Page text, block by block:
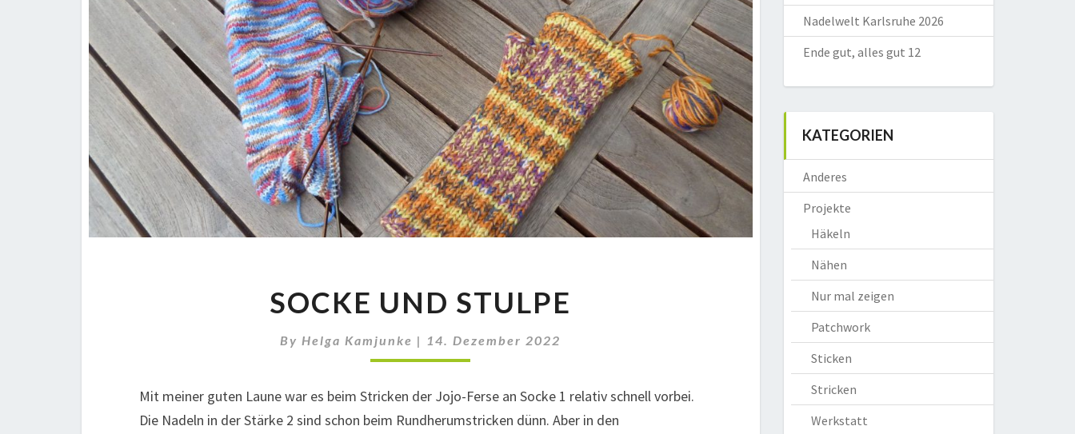
UND
SOCKE UND STULPE
ByHelga Kamjunke | 14. Dezember 2022
Mit meiner guten Laune war es beim Stricken der Jojo-Ferse an Socke 1 relativ schnell vorbei.
Die Nadeln in der Stärke 2 sind schon beim Rundherumstricken dünn. Aber in den
Nadelwelt Karlsruhe 2026
Ende gut, alles gut 12
KATEGORIEN
Anderes
Projekte
Häkeln
Nähen
Nur mal zeigen
Patchwork
Sticken
Stricken
Werkstatt